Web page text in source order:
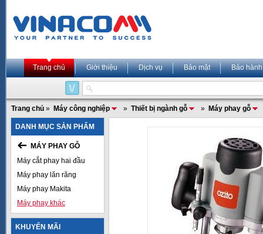
Trang chủ Giới thiệu Dịch vụ Bảo mật Bảo hành
Trang chủ » Máy công nghiệp » Thiết bị ngành gỗ » Máy phay gỗ
DANH MỤC SẢN PHẨM
MÁY PHAY GỖ
Máy cắt phay hai đầu
Máy phay lăn răng
Máy phay Makita
Máy phay khác
KHUYẾN MÃI